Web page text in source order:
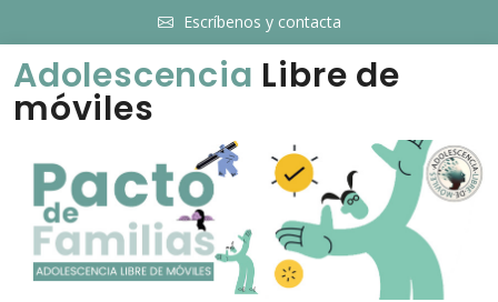
Escríbenos y contacta
Adolescencia Libre de
móviles